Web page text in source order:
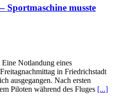
Sportmaschine musste
Notlandung eines
in Friedrichstadt
ausgegangen. Nach ersten
Piloten während des Fluges [...]